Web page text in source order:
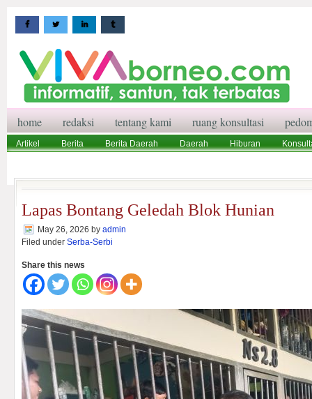
home redaksi tentang kami ruang konsultasi
Artikel Berita Berita Daerah Daerah Hiburan
Lapas Bontang Geledah Blok Hunian
May 26, 2026 by admin
Filed under Serba-Serbi
Share this news